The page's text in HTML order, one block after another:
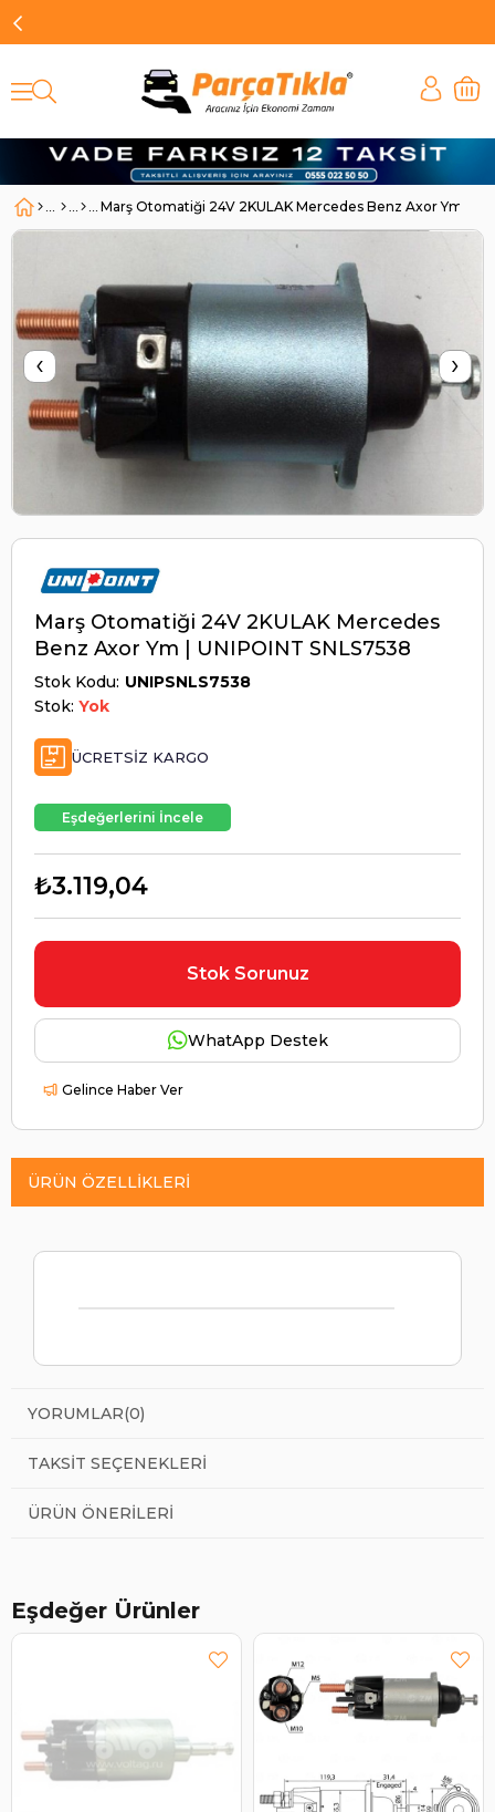
Marş Otomatiği 24V 2KULAK Mercedes Benz Axor Ym |
‹ ›
Marş Otomatiği 24V 2KULAK Mercedes
Benz Axor Ym | UNIPOINT SNLS7538
Stok Kodu UNIPSNLS7538
Stok: Yok
ÜCRETSIZ KARGO
Eşdeğerlerini İncele
₺3.119,04
Stok Sorunuz
WhatApp Destek
Gelince Haber Ver
ÜRÜN ÖZELLIKLERI
YORUMLAR(0)
TAKSIT SEÇENEKLERI
ÜRÜN ÖNERILERI
Eşdeğer Ürünler